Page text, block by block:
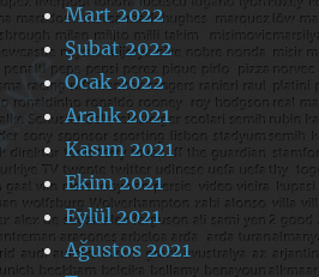
Mart 2022
Şubat 2022
Ocak 2022
Aralık 2021
Kasım 2021
Ekim 2021
Eylül 2021
Ağustos 2021